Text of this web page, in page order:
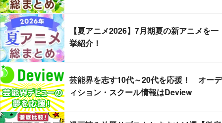
【夏アニメ2026】7月期夏の新アニメを一
挙紹介！
芸能界を志す10代～20代を応援！ オーデ
ィション・スクール情報はDeview